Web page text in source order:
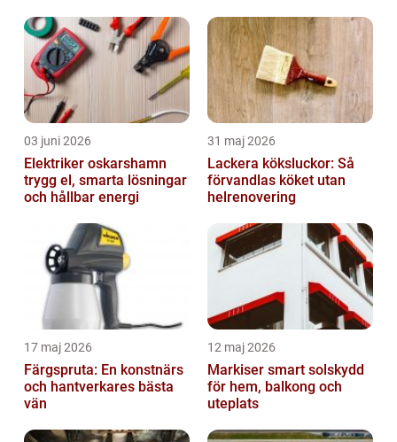
03 juni 2026
Elektriker oskarshamn
trygg el, smarta lösningar
och hållbar energi
31 maj 2026
Lackera köksluckor: Så
förvandlas köket utan
helrenovering
17 maj 2026
Färgspruta: En konstnärs
och hantverkares bästa
vän
12 maj 2026
Markiser smart solskydd
för hem, balkong och
uteplats